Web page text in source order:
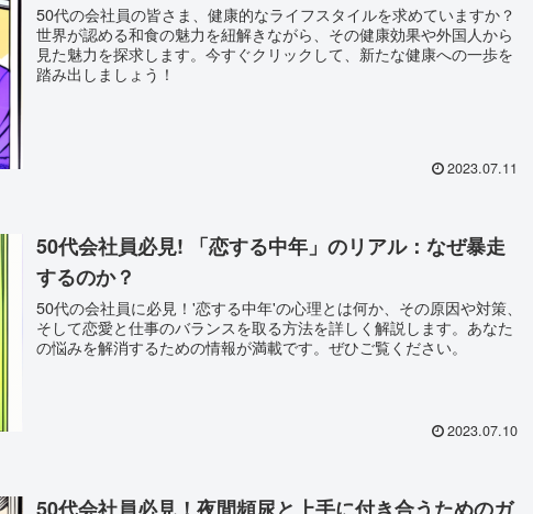
50代の会社員の皆さま、健康的なライフスタイルを求めていますか？
世界が認める和食の魅力を紐解きながら、その健康効果や外国人から
見た魅力を探求します。今すぐクリックして、新たな健康への一歩を
踏み出しましょう！
2023.07.11
50代会社員必見! 「恋する中年」のリアル：なぜ暴走
するのか？
50代の会社員に必見！'恋する中年'の心理とは何か、その原因や対策、
そして恋愛と仕事のバランスを取る方法を詳しく解説します。あなた
の悩みを解消するための情報が満載です。ぜひご覧ください。
2023.07.10
50代会社員必見！夜間頻尿と上手に付き合うためのガ